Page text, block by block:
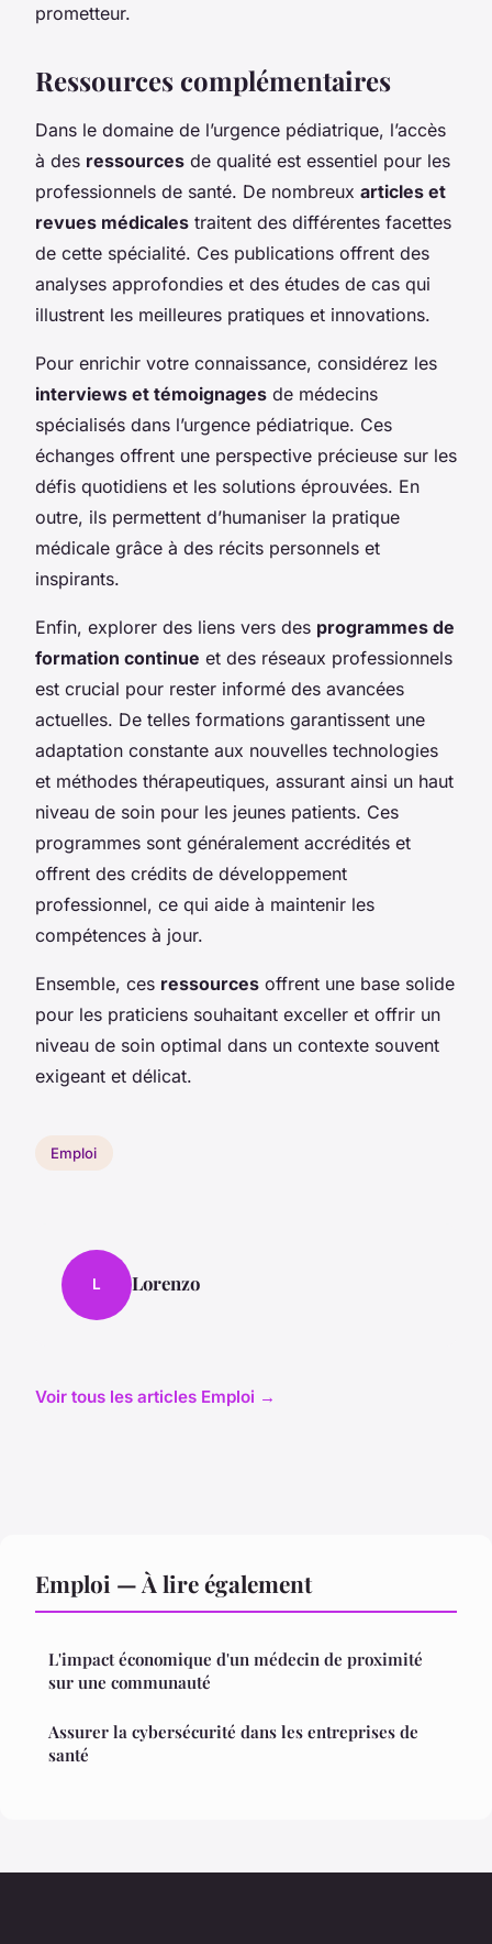
prometteur.
Ressources complémentaires
Dans le domaine de l’urgence pédiatrique, l’accès
à des ressources de qualité est essentiel pour les
professionnels de santé. De nombreux articles et
revues médicales traitent des différentes facettes
de cette spécialité. Ces publications offrent des
analyses approfondies et des études de cas qui
illustrent les meilleures pratiques et innovations.
Pour enrichir votre connaissance, considérez les
interviews et témoignages de médecins
spécialisés dans l’urgence pédiatrique. Ces
échanges offrent une perspective précieuse sur les
défis quotidiens et les solutions éprouvées. En
outre, ils permettent d’humaniser la pratique
médicale grâce à des récits personnels et
inspirants.
Enfin, explorer des liens vers des programmes de
formation continue et des réseaux professionnels
est crucial pour rester informé des avancées
actuelles. De telles formations garantissent une
adaptation constante aux nouvelles technologies
et méthodes thérapeutiques, assurant ainsi un haut
niveau de soin pour les jeunes patients. Ces
programmes sont généralement accrédités et
offrent des crédits de développement
professionnel, ce qui aide à maintenir les
compétences à jour.
Ensemble, ces ressources offrent une base solide
pour les praticiens souhaitant exceller et offrir un
niveau de soin optimal dans un contexte souvent
exigeant et délicat.
Emploi
L Lorenzo
Voir tous les articles Emploi →
Emploi — À lire également
L'impact économique d'un médecin de proximité
sur une communauté
Assurer la cybersécurité dans les entreprises de
santé